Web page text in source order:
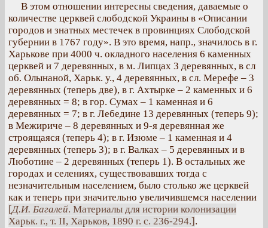
В этом отношении интересны сведения, даваемые о
количестве церквей слободской Украины в «Описании
городов и знатных местечек в провинциях Слободской
губернии в 1767 году». В это время, напр., значилось в г.
Харькове при 4000 ч. окладного населения 6 каменных
церквей и 7 деревянных, в м. Липцах 3 деревянных, в сл
об. Олынаной, Харьк. у., 4 деревянных, в сл. Мерефе – 3
деревянных (теперь две), в г. Ахтырке – 2 каменных и 6
деревянных = 8; в гор. Сумах – 1 каменная и 6
деревянных = 7; в г. Лебедине 13 деревянных (теперь 9);
в Межириче – 8 деревянных и 9-я деревянная же
строящаяся (теперь 4); в г. Изюме – 1 каменная и 4
деревянных (теперь 3); в г. Валках – 5 деревянных и в
Люботине – 2 деревянных (теперь 1). В остальных же
городах и селениях, существовавших тогда с
незначительным населением, было столько же церквей
как и теперь при значительно увеличившемся населении
[Д.И. Багалей. Материалы для истории колонизации
Харьк. г., т. II, Харьков, 1890 г. с. 236-294.].